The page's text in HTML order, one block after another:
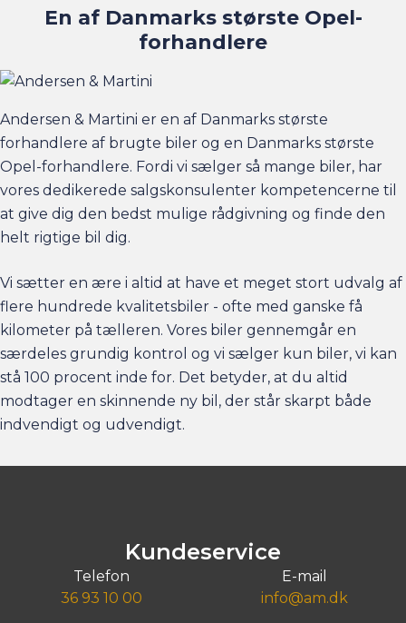
En af Danmarks største Opel-
forhandlere
Andersen & Martini er en af Danmarks største
forhandlere af brugte biler og en Danmarks største
Opel-forhandlere. Fordi vi sælger så mange biler, har
vores dedikerede salgskonsulenter kompetencerne til
at give dig den bedst mulige rådgivning og finde den
helt rigtige bil dig.
Vi sætter en ære i altid at have et meget stort udvalg af
flere hundrede kvalitetsbiler - ofte med ganske få
kilometer på tælleren. Vores biler gennemgår en
særdeles grundig kontrol og vi sælger kun biler, vi kan
stå 100 procent inde for. Det betyder, at du altid
modtager en skinnende ny bil, der står skarpt både
indvendigt og udvendigt.
Kundeservice
Telefon
36 93 10 00
E-mail
info@am.dk